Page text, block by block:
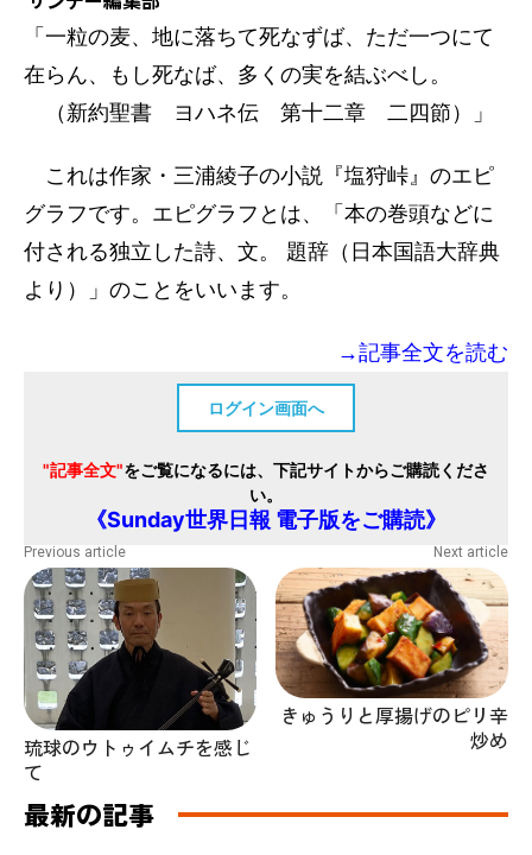
「一粒の麦、地に落ちて死なずば、ただ一つにて
在らん、もし死なば、多くの実を結ぶべし。
（新約聖書 ヨハネ伝 第十二章 二四節）」
これは作家・三浦綾子の小説『塩狩峠』のエピ
グラフです。エピグラフとは、「本の巻頭などに
付される独立した詩、文。 題辞（日本国語大辞典
より）」のことをいいます。
→記事全文を読む
ログイン画面へ
"記事全文"をご覧になるには、下記サイトからご購読くださ
い。
《Sunday世界日報 電子版をご購読》
Previous article
琉球のウトゥイムチを感じ
て
Next article
きゅうりと厚揚げのピリ辛
炒め
最新の記事